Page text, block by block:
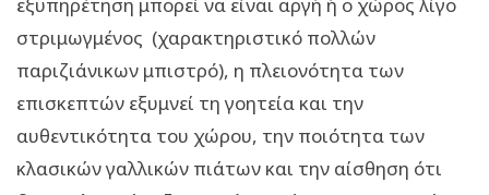
εξυπηρέτηση μπορεί να είναι αργή ή ο χώρος λίγο
στριμωγμένος (χαρακτηριστικό πολλών
παριζιάνικων μπιστρό), η πλειονότητα των
επισκεπτών εξυμνεί τη γοητεία και την
αυθεντικότητα του χώρου, την ποιότητα των
κλασικών γαλλικών πιάτων και την αίσθηση ότι